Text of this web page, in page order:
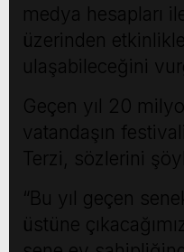
medya hesapları
üzerinden
ulaşabileceğini
Geçen yıl 20
vatandaşın
Terzi, sözlerini
“Bu yıl geçen
üstüne